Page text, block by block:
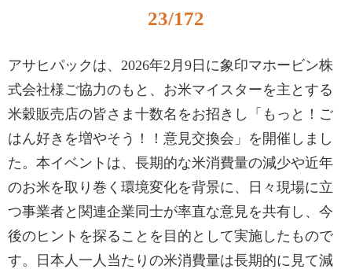
23/172
アサヒパックは、2026年2月9日に象印マホービン株
式会社様ご協力のもと、お米マイスターを主とする
米穀販売店の皆さま十数名をお招きし「もっと！ご
はん好きを増やそう！！意見交換会」を開催しまし
た。本イベントは、長期的な米消費量の減少や近年
のお米を取り巻く環境変化を背景に、日々現場に立
つ事業者と関連企業同士が率直な意見を共有し、今
後のヒントを探ることを目的として実施したもので
す。日本人一人当たりの米消費量は長期的に見て減